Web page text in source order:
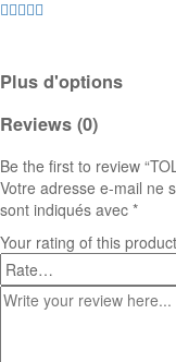
Plus d'options
Reviews (0)
Be the first to review
Votre adresse e-mail ne
sont indiqués avec *
Your rating of this product